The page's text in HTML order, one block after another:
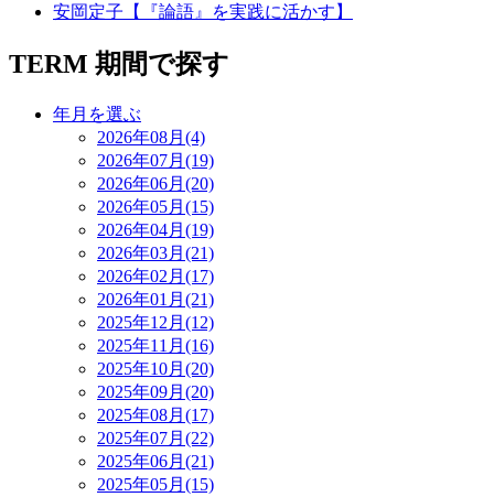
安岡定子【『論語』を実践に活かす】
TERM 期間で探す
年月を選ぶ
2026年08月(4)
2026年07月(19)
2026年06月(20)
2026年05月(15)
2026年04月(19)
2026年03月(21)
2026年02月(17)
2026年01月(21)
2025年12月(12)
2025年11月(16)
2025年10月(20)
2025年09月(20)
2025年08月(17)
2025年07月(22)
2025年06月(21)
2025年05月(15)